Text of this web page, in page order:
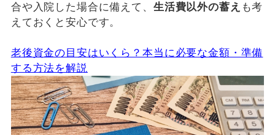
合や入院した場合に備えて、 生活費以外の蓄え も考
えておくと安心です。
老後資金の目安はいくら？本当に必要な金額・準備
する方法を解説